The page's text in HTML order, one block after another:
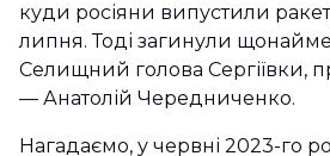
куди росіяни випустили
липня. Тоді загинули
Селищний голова Сергіївки,
— Анатолій Чередниченко.
Нагадаємо, у червні 2023-го